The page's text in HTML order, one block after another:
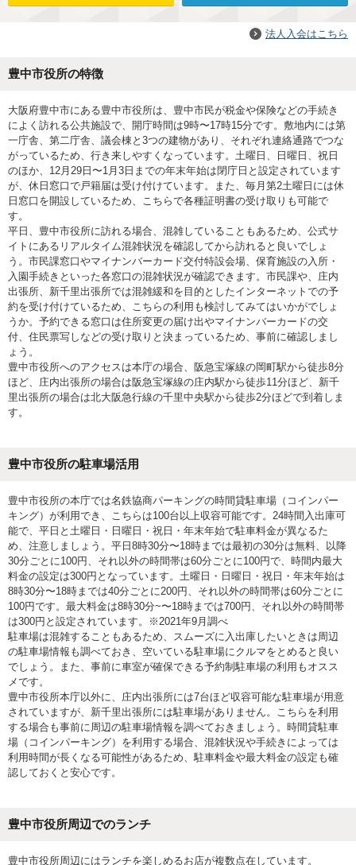
法人入会はこちら
豊中市役所の特徴
大阪府豊中市にある豊中市役所は、豊中市民が税金や保険などの手続き
によく訪れる公共施設で、開庁時間は9時〜17時15分です。敷地内には第
一庁舎、第二庁舎、議会棟と3つの建物があり、それぞれ連絡通路でつな
がっているため、行き来しやすくなっています。土曜日、日曜日、祝日
のほか、12月29日〜1月3日までの年末年始は閉庁日と設定されています
が、休日窓口で戸籍届は受け付けています。また、毎月第2土曜日には休
日窓口を開設しているため、こちらで各種証明書の受け取りも可能で
す。
平日、豊中市役所に訪れる場合、混雑していることもあるため、公式サ
イトにあるリアルタイム混雑状況を確認してから訪れると良いでしょ
う。市民課窓口やマイナンバーカード交付特設会場、保育施設の入所・
入園手続きといった各窓口の混雑状況が確認できます。市民課や、庄内
出張所、新千里出張所では混雑緩和を目的としたインターネットでの予
約を受け付けているため、こちらの利用も検討してみてはいかがでしょ
うか。予約できる窓口は住所変更の届け出やマイナンバーカードの交
付、住民票写しなどの受け取りと決まっているため、事前に確認しまし
ょう。
豊中市役所へのアクセスは本庁の場合、阪急宝塚線の岡町駅から徒歩8分
ほど、庄内出張所の場合は阪急宝塚線の庄内駅から徒歩11分ほど、新千
里出張所の場合は北大阪急行線の千里中央駅から徒歩2分ほどで到着しま
す。
豊中市役所の駐車場活用
豊中市役所の本庁では名鉄協商パーキングの時間貸駐車場（コインパー
キング）が利用でき、こちらは100台以上収容可能です。24時間入出庫可
能で、平日と土曜日・日曜日・祝日・年末年始で駐車料金が異なるた
め、注意しましょう。平日8時30分〜18時までは最初の30分は無料、以降
30分ごとに100円、それ以外の時間帯は60分ごとに100円で、時間内最大
料金の設定は300円となっています。土曜日・日曜日・祝日・年末年始は
8時30分〜18時までは40分ごとに200円、それ以外の時間帯は60分ごとに
100円です。最大料金は8時30分~〜18時までは700円、それ以外の時間帯
は300円と設定されています。※2021年9月調べ
駐車場は混雑することもあるため、スムーズに入出庫したいときは周辺
の駐車場情報も調べておき、空いている駐車場にクルマをとめると良い
でしょう。また、事前に車室が確保できる予約制駐車場の利用もオスス
メです。
豊中市役所本庁以外に、庄内出張所には7台ほど収容可能な駐車場が用意
されていますが、新千里出張所には駐車場がありません。こちらを利用
する場合も事前に周辺の駐車場情報を調べておきましょう。時間貸駐車
場（コインパーキング）を利用する場合、混雑状況や手続きによっては
利用時間が長くなる可能性があるため、駐車料金や最大料金の設定も確
認しておくと安心です。
豊中市役所周辺でのランチ
豊中市役所周辺にはランチを楽しめるお店が複数点在しています。